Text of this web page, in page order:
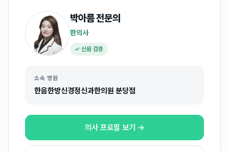
박아름전문의
한의사
✓ 신원 검증
소속 병원
한음한방신경정신과한의원 분당점
의사 프로필 보기 →